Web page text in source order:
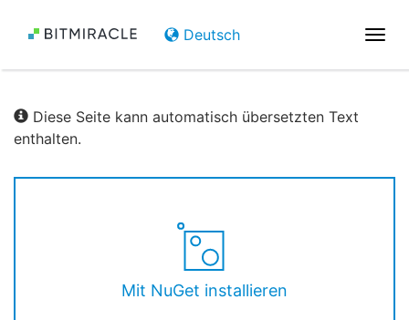
Deutsch
Diese Seite kann automatisch übersetzten Text
enthalten.
Mit NuGet installieren